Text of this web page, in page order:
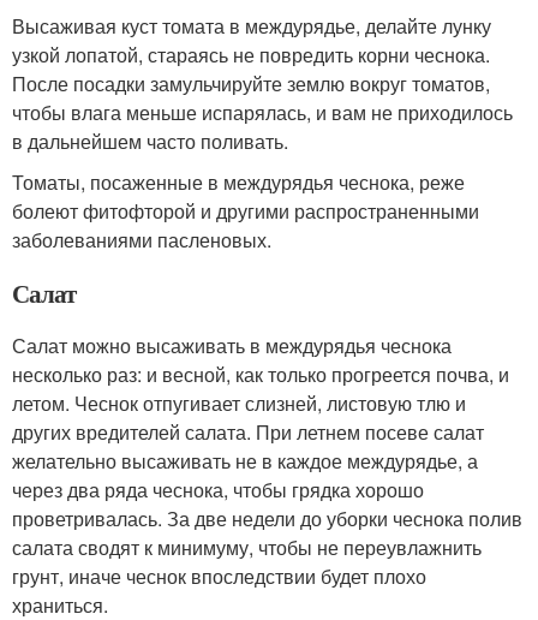
Высаживая куст томата в междурядье, делайте лунку
узкой лопатой, стараясь не повредить корни чеснока.
После посадки замульчируйте землю вокруг томатов,
чтобы влага меньше испарялась, и вам не приходилось
в дальнейшем часто поливать.
Томаты, посаженные в междурядья чеснока, реже
болеют фитофторой и другими распространенными
заболеваниями пасленовых.
Салат
Салат можно высаживать в междурядья чеснока
несколько раз: и весной, как только прогреется почва, и
летом. Чеснок отпугивает слизней, листовую тлю и
других вредителей салата. При летнем посеве салат
желательно высаживать не в каждое междурядье, а
через два ряда чеснока, чтобы грядка хорошо
проветривалась. За две недели до уборки чеснока полив
салата сводят к минимуму, чтобы не переувлажнить
грунт, иначе чеснок впоследствии будет плохо
храниться.